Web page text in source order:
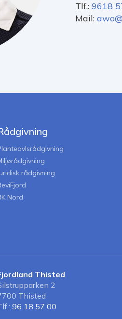
Tlf.: 9618
Mail:
rådgivning
Nord
Thisted
2
Thisted
96 18 57 00